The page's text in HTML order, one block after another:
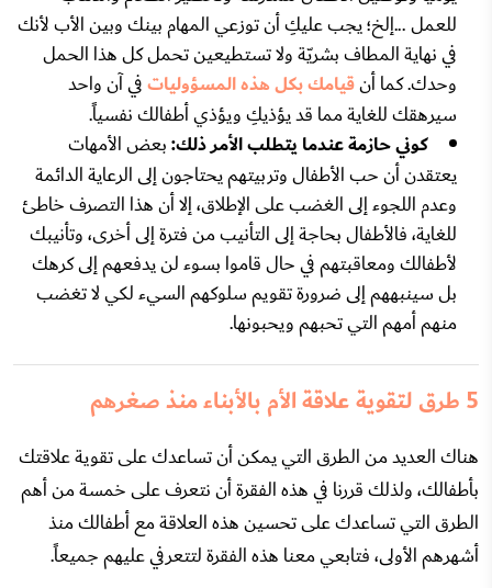
للعمل ...إلخ؛ يجب عليكِ أن توزعي المهام بينك وبين الأب لأنك
في نهاية المطاف بشريّة ولا تستطيعين تحمل كل هذا الحمل
وحدك. كما أنقيامك بكل هذه المسؤولياتفي آن واحد
سيرهقك للغاية مما قد يؤذيكِ ويؤذي أطفالك نفسياً.
كوني حازمة عندما يتطلب الأمر ذلك:بعض الأمهات
يعتقدن أن حب الأطفال وتربيتهم يحتاجون إلى الرعاية الدائمة
وعدم اللجوء إلى الغضب على الإطلاق، إلا أن هذا التصرف خاطئ
للغاية، فالأطفال بحاجة إلى التأنيب من فترة إلى أخرى، وتأنيبك
لأطفالك ومعاقبتهم في حال قاموا بسوء لن يدفعهم إلى كرهك
بل سينبههم إلى ضرورة تقويم سلوكهم السيء لكي لا تغضب
منهم أمهم التي تحبهم ويحبونها.
5 طرق لتقوية علاقة الأم بالأبناء منذ صغرهم
هناك العديد من الطرق التي يمكن أن تساعدك على تقوية علاقتك
بأطفالك، ولذلك قررنا في هذه الفقرة أن نتعرف على خمسة من أهم
الطرق التي تساعدك على تحسين هذه العلاقة مع أطفالك منذ
أشهرهم الأولى، فتابعي معنا هذه الفقرة لتتعرفي عليهم جميعاً.